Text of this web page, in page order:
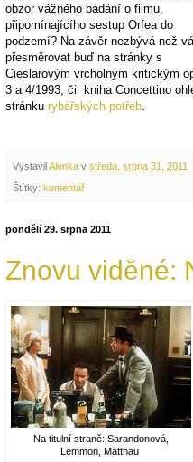
obzor vážného bádání o filmu,
připomínajícího sestup Orfea do
podzemí? Na závěr nezbývá než
přesměrovat buď na stránky s
Cieslarovým vrcholným kritickým
3 a 4/1993, či kniha Concettino
stránku rybářských potřeb
VystavilAlenka v středa, srpna 31, 2011
Štítky: komentář
pondělí 29. srpna 2011
Znovu viděné:
Na titulní straně: Sarandonová,
Lemmon, Matthau